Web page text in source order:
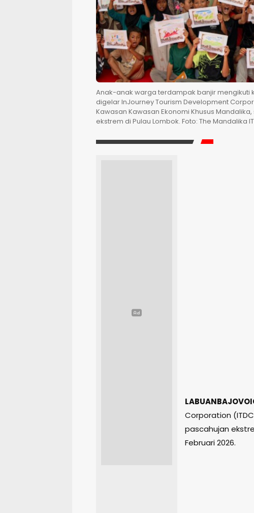
Anak-anak warga terdampak banjir mengikuti
digelar InJourney Tourism Development
Kawasan Kawasan Ekonomi Khusus
ekstrem di Pulau Lombok. Foto: The Mandalika
Corporation
pascahujan
Februari 2026.